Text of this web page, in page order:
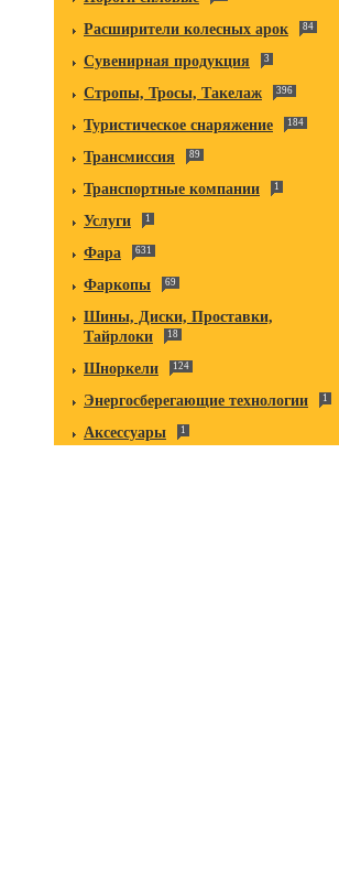
Расширители колесных арок 84
Сувенирная продукция 3
Стропы, Тросы, Такелаж 396
Туристическое снаряжение 184
Трансмиссия 89
Транспортные компании 1
Услуги 1
Фара 631
Фаркопы 69
Шины, Диски, Проставки,
Тайрлоки
18
Шноркели 124
Энергосберегающие технологии 1
Аксессуары 1